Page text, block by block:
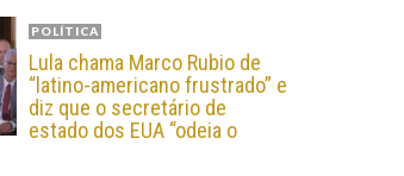
POLÍTICA
Lula chama Marco Rubio de
“latino-americano frustrado” e
diz que o secretário de
estado dos EUA “odeia o